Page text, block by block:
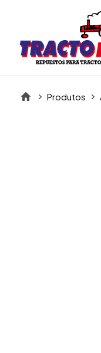
Produtos